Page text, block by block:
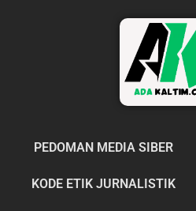
PEDOMAN MEDIA SIBER
KODE ETIK JURNALISTIK